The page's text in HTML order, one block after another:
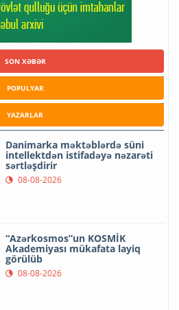
SON XƏBƏR
POPULYAR
YAZARLAR
Danimarka məktəblərdə süni
intellektdən istifadəyə nəzarəti
sərtləşdirir
08-08-2026
“Azərkosmos”un KOSMİK
Akademiyası mükafata layiq
görülüb
08-08-2026